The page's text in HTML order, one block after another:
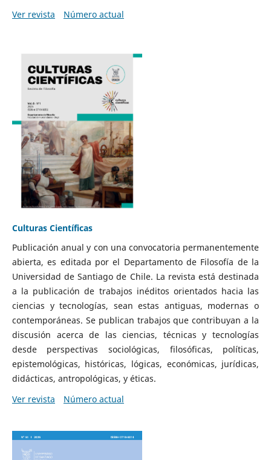
Ver revista
Número actual
Culturas Científicas
Publicación anual y con una convocatoria permanentemente
abierta, es editada por el Departamento de Filosofía de la
Universidad de Santiago de Chile. La revista está destinada
a la publicación de trabajos inéditos orientados hacia las
ciencias y tecnologías, sean estas antiguas, modernas o
contemporáneas. Se publican trabajos que contribuyan a la
discusión acerca de las ciencias, técnicas y tecnologías
desde perspectivas sociológicas, filosóficas, políticas,
epistemológicas, históricas, lógicas, económicas, jurídicas,
didácticas, antropológicas, y éticas.
Ver revista
Número actual